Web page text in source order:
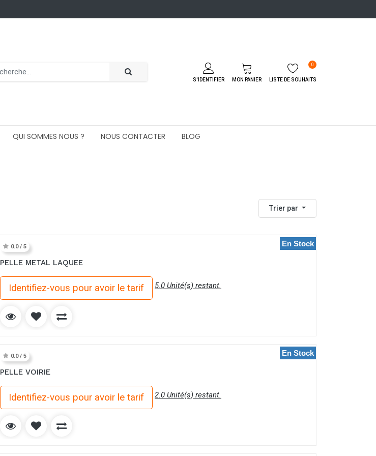
S'IDENTIFIER MON PANIER LISTE DE SOUHAITS
0
QUI SOMMES NOUS ? NOUS CONTACTER BLOG
Trier par
0.0 / 5
PELLE METAL LAQUEE
Identifiez-vous pour avoir le tarif 5.0 Unité(s) restant.
En Stock
0.0 / 5
PELLE VOIRIE
Identifiez-vous pour avoir le tarif 2.0 Unité(s) restant.
En Stock